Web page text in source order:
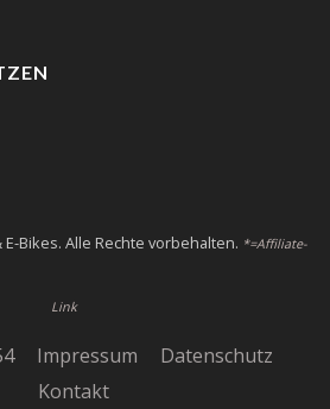
Bikes. Alle Rechte vorbehalten. *=Affiliate-
Link
Impressum
Datenschutz
Kontakt